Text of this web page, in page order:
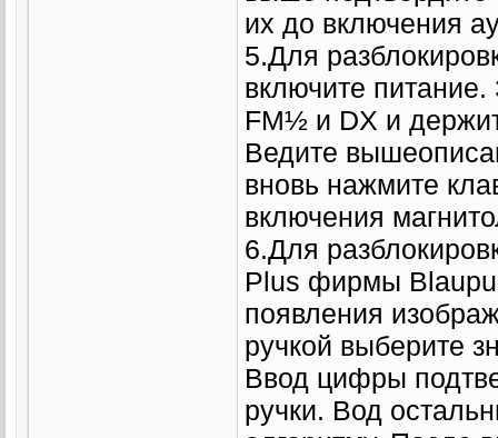
их до включения
5.Для
включите
FM½ и DX и
Ведите
вновь нажмите
включения
6.Для
Plus фирмы
появления
ручкой выберите
Ввод цифры
ручки. Вод